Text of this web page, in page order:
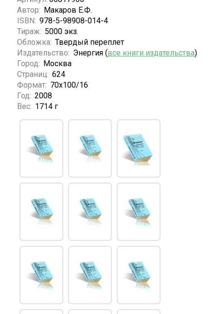
Автор: Макаров Е.Ф.
ISBN: 978-5-98908-014-4
Тираж: 5000 экз.
Обложка: Твердый переплет
Издательство: Энергия (все книги издательства)
Город: Москва
Страниц: 624
Формат: 70x100/16
Год: 2008
Вес: 1714 г